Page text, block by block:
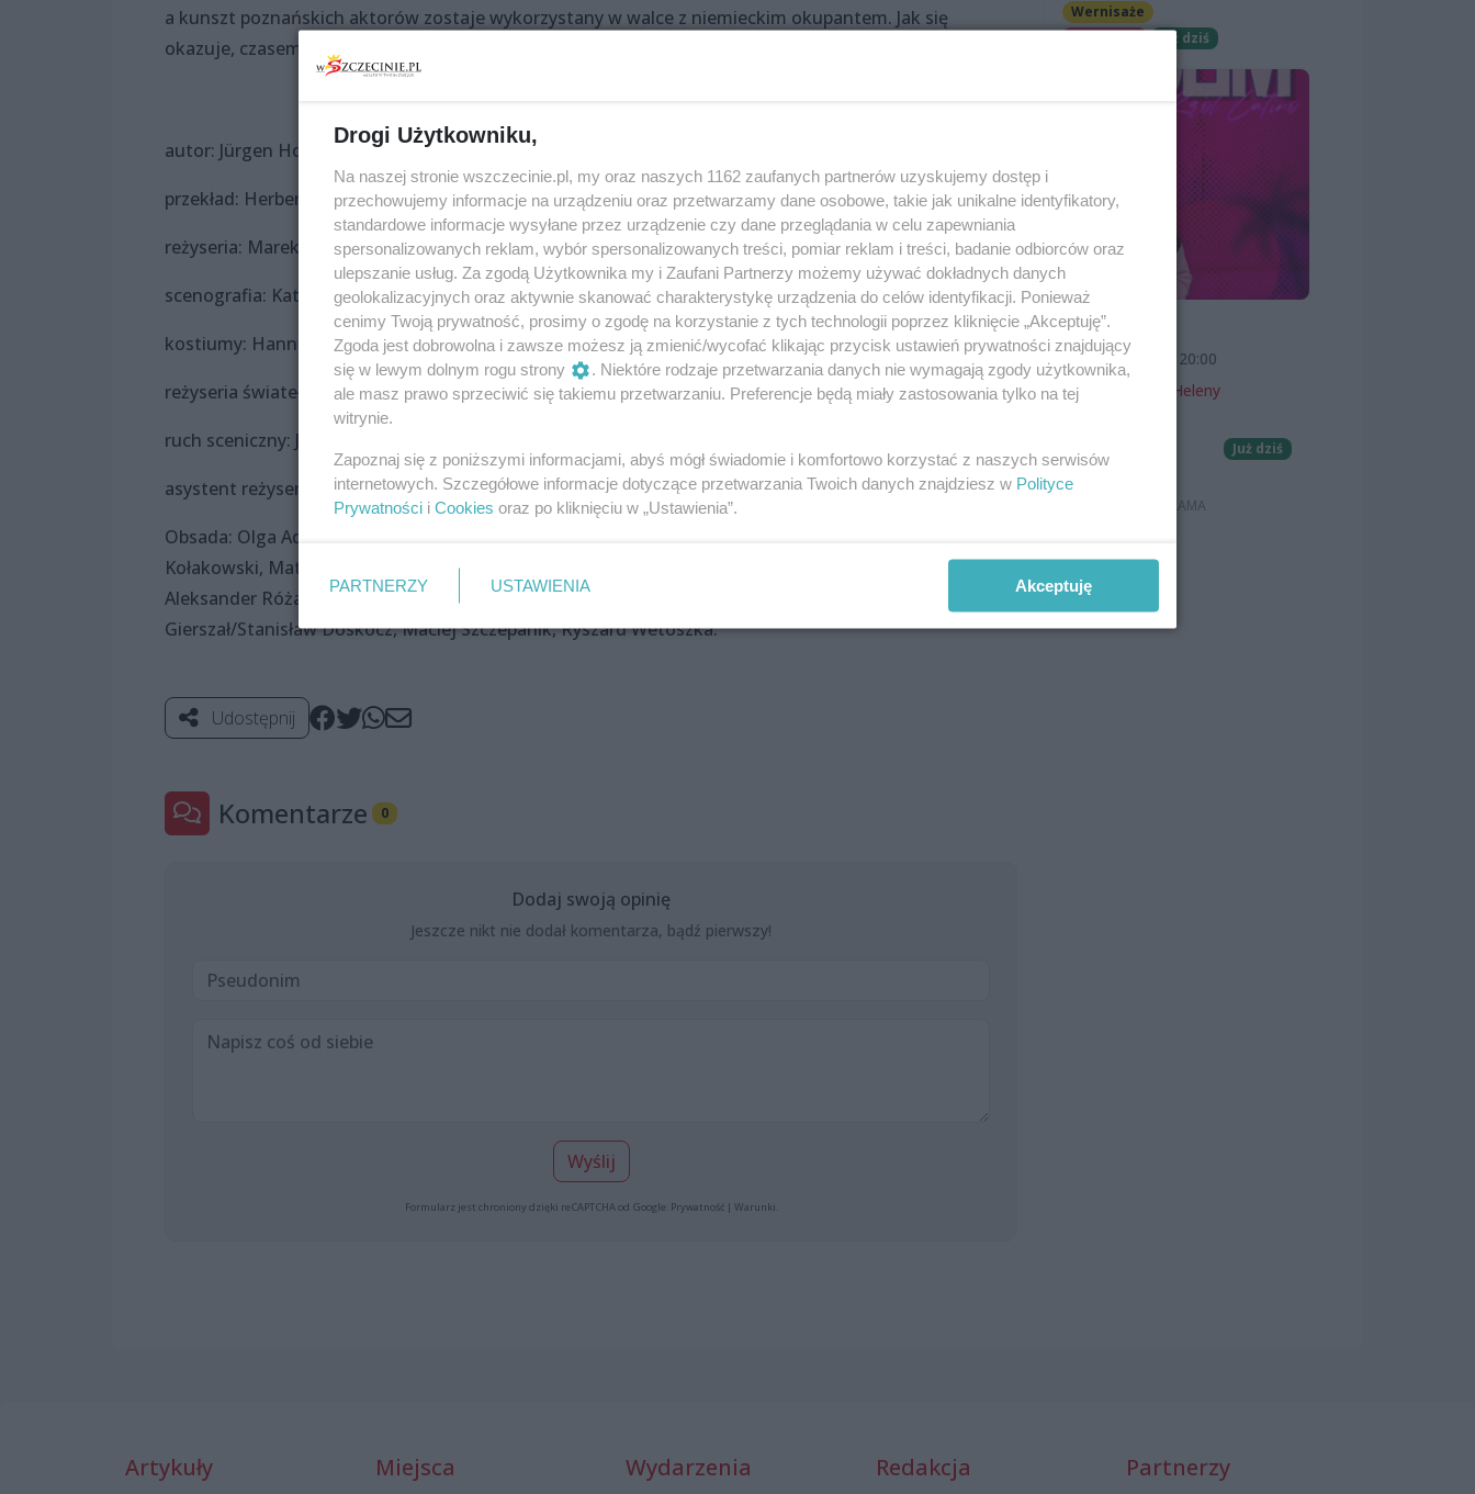
a kunszt poznańskich aktorów zostaje wykorzystany w walce z niemieckim okupantem. Jak się
okazuje, czasem wystarczy determinacja, spryt i siła przekonywania, aby uratować kraj przed zagładą.
autor: Jürgen Hofmann
przekład: Herbert Kaluza, Marek Gierszał
reżyseria: Marek Gierszał
scenografia: Katarzyna Banucha
kostiumy: Hanna Sibilski
reżyseria świateł: Peter Mayer
ruch sceniczny: Jarosław Staniek i Katarzyna Zielonka
asystent reżysera: Karol Olszewski
Obsada: Olga Adamska, Joanna Pasternak, Piotr Biernat, Adam Dzieciniak, Michał Janicki, Sławomir
Kołakowski, Mateusz Kostrzyński, Mirosław Kupiec, Tomasz Obara, Karol Olszewski, Jacek Piotrowski,
Aleksander Różanek, Adam Zych, Marek Żerański, Przemysław Żychowski oraz gościnnie: Jozue
Gierszał/Stanisław Doskocz, Maciej Szczepanik, Ryszard Wetoszka.
Udostępnij
Komentarze 0
Dodaj swoją opinię
Jeszcze nikt nie dodał komentarza, bądź pierwszy!
Wyślij
Formularz jest chroniony dzięki reCAPTCHA od Google: Prywatność| Warunki
Wernisaże
Już dziś
SKOLIM
7 sierpnia 2026, 20:00
Teatr Letni im. Heleny
Już dziś
Artykuły Miejsca Wydarzenia Redakcja Partnerzy
Drogi Użytkowniku,
Na naszej stronie wszczecinie.pl, my oraz naszych 1162 zaufanych partnerów uzyskujemy dostęp i
przechowujemy informacje na urządzeniu oraz przetwarzamy dane osobowe, takie jak unikalne identyfikatory,
standardowe informacje wysyłane przez urządzenie czy dane przeglądania w celu zapewniania
spersonalizowanych reklam, wybór spersonalizowanych treści, pomiar reklam i treści, badanie odbiorców oraz
ulepszanie usług. Za zgodą Użytkownika my i Zaufani Partnerzy możemy używać dokładnych danych
geolokalizacyjnych oraz aktywnie skanować charakterystykę urządzenia do celów identyfikacji. Ponieważ
cenimy Twoją prywatność, prosimy o zgodę na korzystanie z tych technologii poprzez kliknięcie „Akceptuję”.
Zgoda jest dobrowolna i zawsze możesz ją zmienić/wycofać klikając przycisk ustawień prywatności znajdujący
się w lewym dolnym rogu strony
. Niektóre rodzaje przetwarzania danych nie wymagają zgody użytkownika,
ale masz prawo sprzeciwić się takiemu przetwarzaniu. Preferencje będą miały zastosowania tylko na tej
witrynie.
Zapoznaj się z poniższymi informacjami, abyś mógł świadomie i komfortowo korzystać z naszych serwisów
internetowych. Szczegółowe informacje dotyczące przetwarzania Twoich danych znajdziesz w Polityce
Prywatności i Cookies oraz po kliknięciu w „Ustawienia”.
PARTNERZY USTAWIENIA Akceptuję